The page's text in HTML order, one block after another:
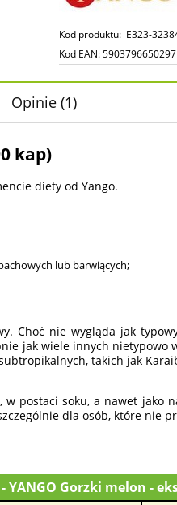
Kod produktu: E323-
Kod EAN:5903796650297
ewentualnych kosztów
Opinie (1)
kap)
diety od Yango.
lub barwiących;
Choć nie wygląda jak
jak wiele innych nietypowo
takich jak
postaci soku, a nawet jako
dla osób, które nie
YANGO Gorzki melon -